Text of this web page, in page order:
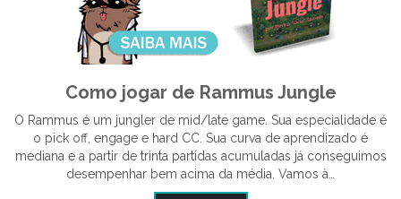
Como jogar de Rammus Jungle
O Rammus é um jungler de mid/late game. Sua especialidade é
o pick off, engage e hard CC. Sua curva de aprendizado é
mediana e a partir de trinta partidas acumuladas já conseguimos
desempenhar bem acima da média. Vamos à…